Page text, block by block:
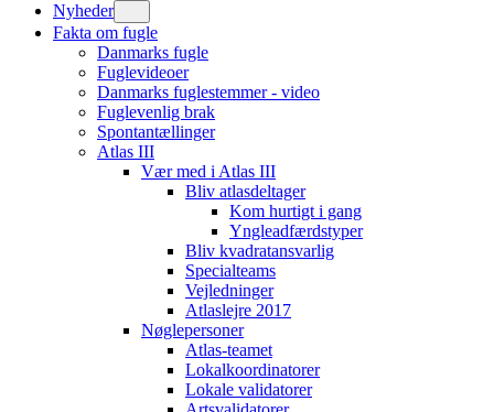
Nyheder
Fakta om fugle
Danmarks fugle
Fuglevideoer
Danmarks fuglestemmer - video
Fuglevenlig brak
Spontantællinger
Atlas III
Vær med i Atlas III
Bliv atlasdeltager
Kom hurtigt i gang
Yngleadfærdstyper
Bliv kvadratansvarlig
Specialteams
Vejledninger
Atlaslejre 2017
Nøglepersoner
Atlas-teamet
Lokalkoordinatorer
Lokale validatorer